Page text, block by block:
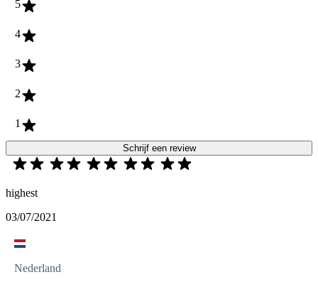
5
4
3
2
1
Schrijf een review
highest
03/07/2021
Nederland